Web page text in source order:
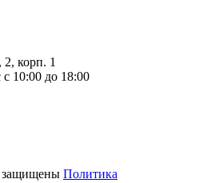
2, корп. 1
10:00 до 18:00
защищены Политика